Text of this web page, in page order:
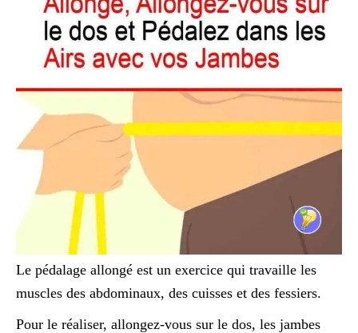
Le pédalage allongé est un exercice qui travaille les
muscles des abdominaux, des cuisses et des fessiers.
Pour le réaliser, allongez-vous sur le dos, les jambes